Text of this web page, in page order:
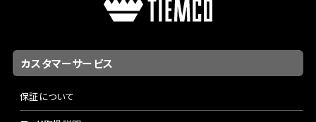
カスタマーサービス
保証について